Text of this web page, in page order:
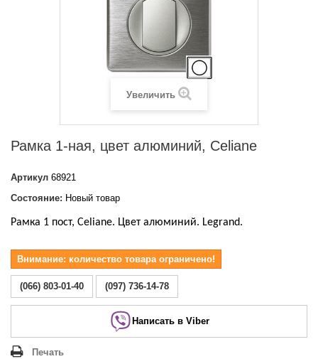
Увеличить
Рамка 1-ная, цвет алюминий, Celiane
Артикул 68921
Состояние: Новый товар
Рамка 1 пост, Celiane. Цвет алюминий. Legrand.
Внимание: количество товара ограничено!
(066) 803-01-40 (097) 736-14-78
Написать в Viber
Печать